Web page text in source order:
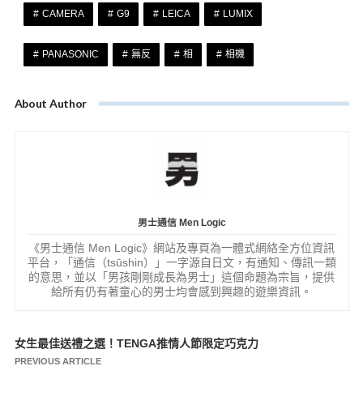
CAMERA
G9 LEICA LUMIX
PANASONIC 無反 相 相機
About Author
男士通信 Men Logic
《男士通信 Men Logic》網站及專頁為一體式網絡全方位資訊
平台，「通信（tsūshin）」一字源自日文，有通知、傳訊一類
的意思，並以「男孩剛剛成長為男士」這個命題為宗旨，提供
給所有仍有著童心的男士均會感到興趣的遊樂資訊。
文
女生最佳送禮之選！TENGA推情人節限定巧克力
PREVIOUS ARTICLE